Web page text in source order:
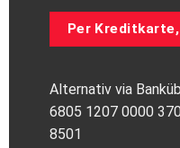
Per
Alternativ via
6805 1207 0000
8501